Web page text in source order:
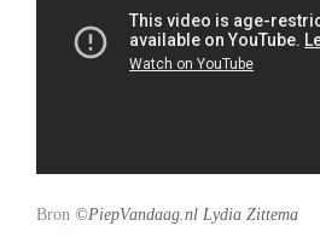
Bron ©PiepVandaag.nl Lydia Zittema